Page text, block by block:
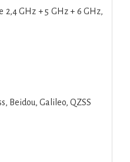
GHz + 5 GHz + 6 GHz,
Beidou, Galileo, QZSS